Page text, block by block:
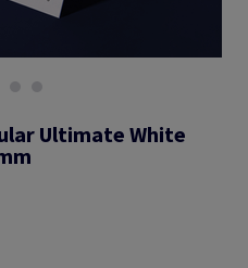
Ultimate White